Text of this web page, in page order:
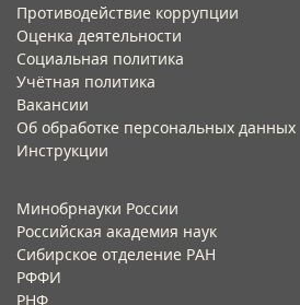
Противодействие коррупции
Оценка деятельности
Социальная политика
Учётная политика​
Вакансии​
Об обработке персональных данных​
Инструкции​
Минобрнауки России
Российская академия наук
Сибирское отделение РАН
РФФИ
РНФ